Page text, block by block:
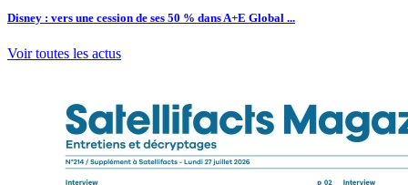
Disney : vers une cession de ses 50 % dans A+E Global ...
Voir toutes les actus